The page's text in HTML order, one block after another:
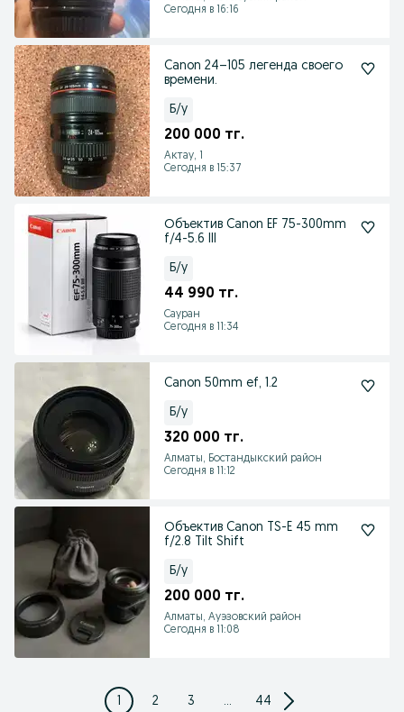
Сегодня в 16:16
Canon 24–105 легенда своего
времени.
Б/у
200 000 тг.
Актау, 1
Сегодня в 15:37
Объектив Canon EF 75-300mm
f/4-5.6 III
Б/у
44 990 тг.
Сауран
Сегодня в 11:34
Canon 50mm ef, 1.2
Б/у
320 000 тг.
Алматы, Бостандыкский район
Сегодня в 11:12
Объектив Canon TS-E 45 mm
f/2.8 Tilt Shift
Б/у
200 000 тг.
Алматы, Ауэзовский район
Сегодня в 11:08
1 2 3 ... 44